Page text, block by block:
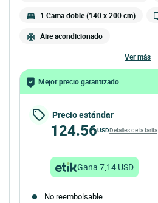
1 Cama doble (140 x 200 cm)
Aire acondicionado
ver más
Mejor precio garantizado
Precio estándar
124.56USDDetalles de la tarifa
Gana 7,14 USD
No reembolsable